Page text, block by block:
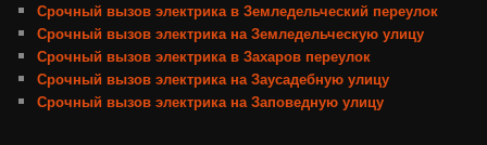
Срочный вызов электрика в Земледельческий переулок
Срочный вызов электрика на Земледельческую улицу
Срочный вызов электрика в Захаров переулок
Срочный вызов электрика на Заусадебную улицу
Срочный вызов электрика на Заповедную улицу